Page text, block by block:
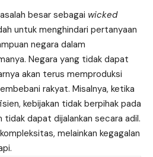
besar sebagai wicked
untuk menghindari pertanyaan
negara dalam
Negara yang tidak dapat
akan terus memproduksi
rakyat. Misalnya, ketika
kebijakan tidak berpihak pada
dapat dijalankan secara adil.
melainkan kegagalan